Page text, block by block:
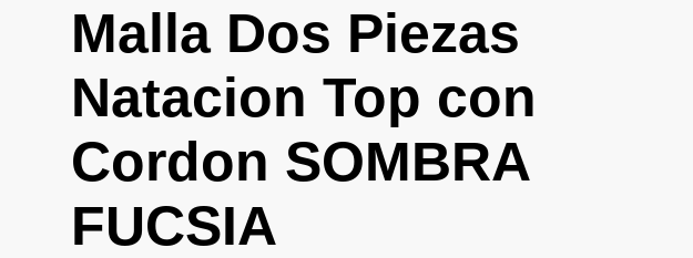
Malla Dos Piezas
Natacion Top con
Cordon SOMBRA
FUCSIA